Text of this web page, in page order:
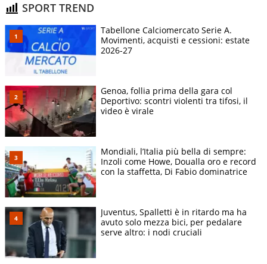
SPORT TREND
Tabellone Calciomercato Serie A.
Movimenti, acquisti e cessioni: estate
2026-27
Genoa, follia prima della gara col
Deportivo: scontri violenti tra tifosi, il
video è virale
Mondiali, l’Italia più bella di sempre:
Inzoli come Howe, Doualla oro e record
con la staffetta, Di Fabio dominatrice
Juventus, Spalletti è in ritardo ma ha
avuto solo mezza bici, per pedalare
serve altro: i nodi cruciali